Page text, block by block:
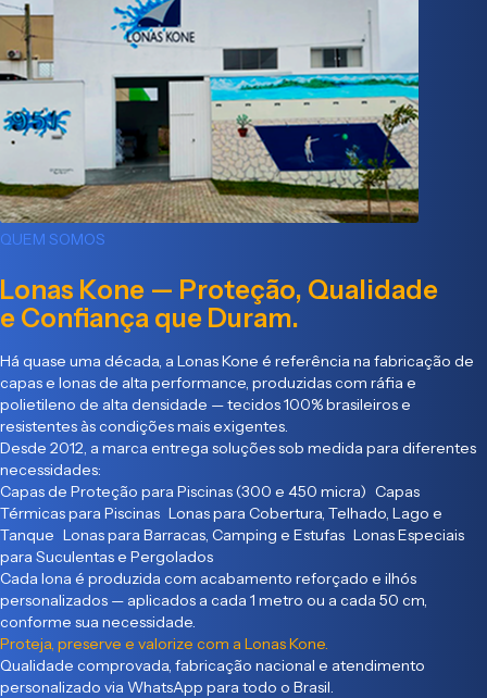
QUEM SOMOS
Lonas Kone — Proteção, Qualidade
e Confiança que Duram.
Há quase uma década, a Lonas Kone é referência na fabricação de
capas e lonas de alta performance, produzidas com ráfia e
polietileno de alta densidade — tecidos 100% brasileiros e
resistentes às condições mais exigentes.
Desde 2012, a marca entrega soluções sob medida para diferentes
necessidades:
Capas de Proteção para Piscinas (300 e 450 micra) Capas
Térmicas para Piscinas Lonas para Cobertura, Telhado, Lago e
Tanque Lonas para Barracas, Camping e Estufas Lonas Especiais
para Suculentas e Pergolados
Cada lona é produzida com acabamento reforçado e ilhós
personalizados — aplicados a cada 1 metro ou a cada 50 cm,
conforme sua necessidade.
Proteja, preserve e valorize com a Lonas Kone.
Qualidade comprovada, fabricação nacional e atendimento
personalizado via WhatsApp para todo o Brasil.